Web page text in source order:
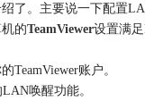
了。主要说一下配置
的TeamViewer设置满
账户。
唤醒功能。